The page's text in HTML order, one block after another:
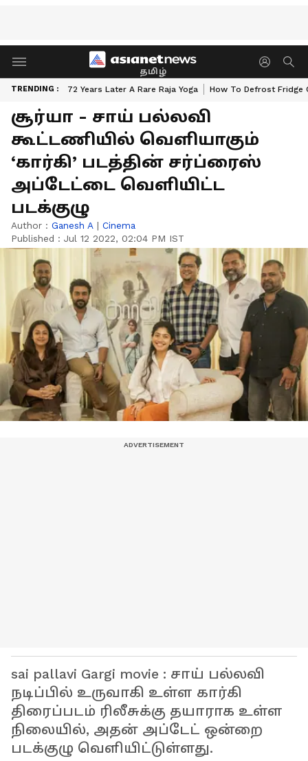
தமிழ்
TRENDING : 72 Years Later A Rare Raja Yoga How To Defrost Fridge
சூர்யா - சாய் பல்லவி
கூட்டணியில் வெளியாகும்
‘கார்கி’ படத்தின் சர்ப்ரைஸ்
அப்டேட்டை வெளியிட்ட
படக்குழு
Author : Ganesh A | Cinema
Published : Jul 12 2022, 02:04 PM IST
sai pallavi Gargi movie : சாய் பல்லவி
நடிப்பில் உருவாகி உள்ள கார்கி
திரைப்படம் ரிலீசுக்கு தயாராக உள்ள
நிலையில், அதன் அப்டேட் ஒன்றை
படக்குழு வெளியிட்டுள்ளது.